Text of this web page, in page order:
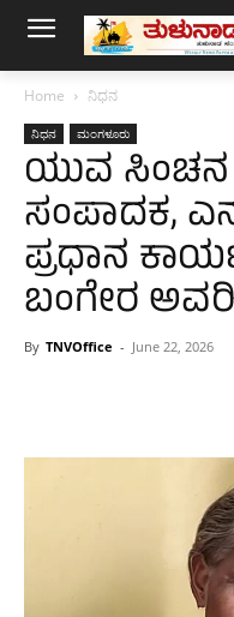
Home ನಿಧನ
ನಿಧನ ಮಂಗಳೂರು
ಯುವ ಸಿಂಚನ
ಸಂಪಾದಕ,
ಪ್ರಧಾನ
ಬಂಗೇರ
By TNVOffice - June 22, 2026